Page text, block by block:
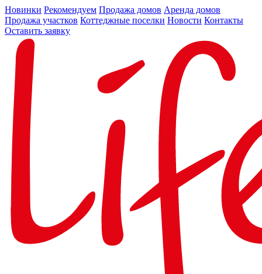
Новинки Рекомендуем Продажа домов Аренда домов
Продажа участков Коттеджные поселки Новости Контакты
Оставить заявку